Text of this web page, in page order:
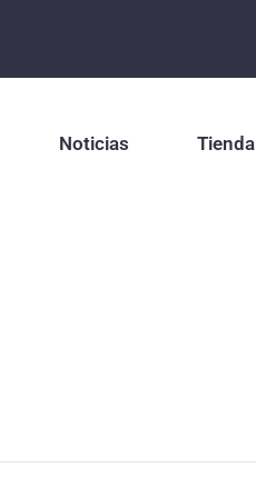
Noticias Tienda